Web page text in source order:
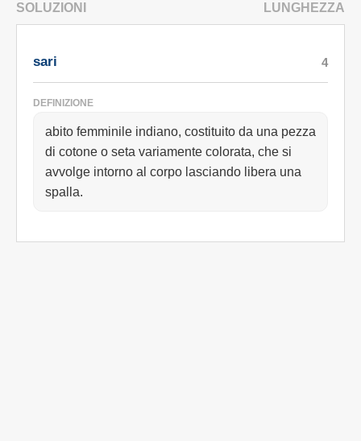
SOLUZIONI LUNGHEZZA
sari
DEFINIZIONE
abito femminile indiano, costituito da una pezza
di cotone o seta variamente colorata, che si
avvolge intorno al corpo lasciando libera una
spalla.
4